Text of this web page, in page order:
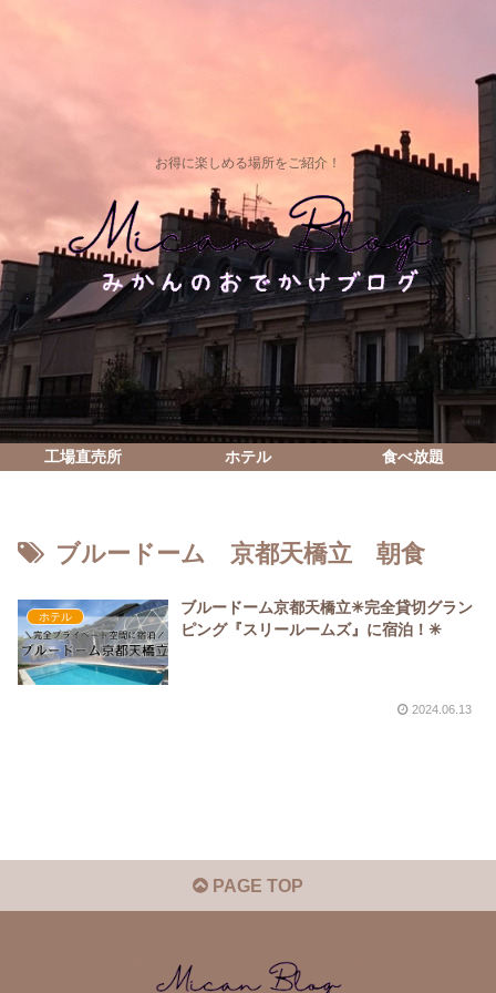
お得に楽しめる場所をご紹介！
工場直売所 ホテル 食べ放題
ブルードーム 京都天橋立 朝食
ホテル
ブルードーム京都天橋立✳︎完全貸切グラン
ピング『スリールームズ』に宿泊！✳︎
2024.06.13
PAGE TOP